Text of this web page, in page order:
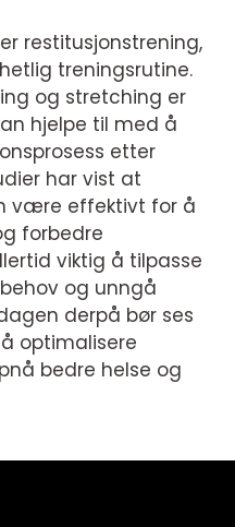
restitusjonstrening,
treningsrutine.
og stretching er
hjelpe til med å
etter
har vist at
være effektivt for å
forbedre
viktig å tilpasse
og unngå
derpå bør ses
optimalisere
bedre helse og